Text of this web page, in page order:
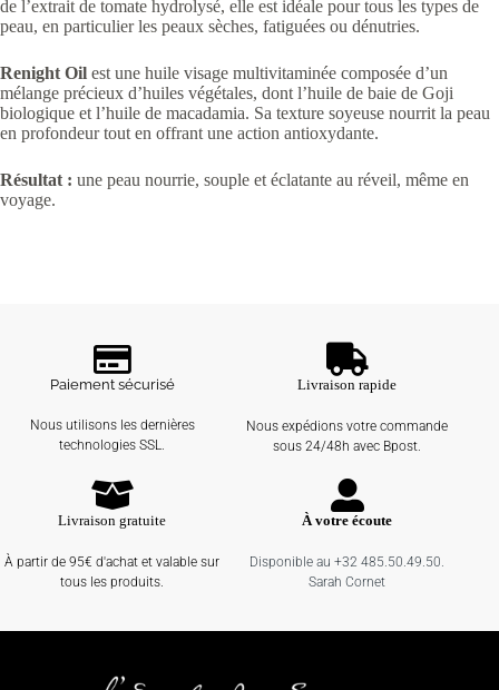
de l’extrait de tomate hydrolysé, elle est idéale pour tous les types de
peau, en particulier les peaux sèches, fatiguées ou dénutries.
Renight Oil est une huile visage multivitaminée composée d’un
mélange précieux d’huiles végétales, dont l’huile de baie de Goji
biologique et l’huile de macadamia. Sa texture soyeuse nourrit la peau
en profondeur tout en offrant une action antioxydante.
Résultat : une peau nourrie, souple et éclatante au réveil, même en
voyage.
Paiement sécurisé
Nous utilisons les dernières
technologies SSL.
Livraison rapide
Nous expédions votre commande
sous 24/48h avec Bpost.
Livraison gratuite
À partir de 95€ d'achat et valable sur
tous les produits.
À votre écoute
Disponible au +32 485.50.49.50.
Sarah Cornet